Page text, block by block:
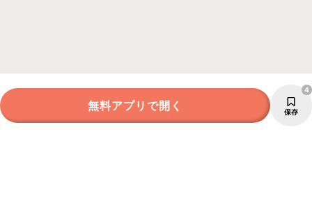
無料アプリで開く 保存
4